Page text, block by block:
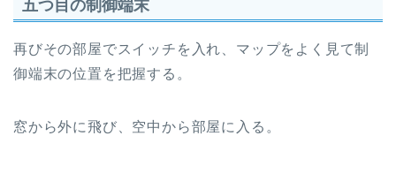
五つ目の制御端末
再びその部屋でスイッチを入れ、マップをよく見て制
御端末の位置を把握する。
窓から外に飛び、空中から部屋に入る。